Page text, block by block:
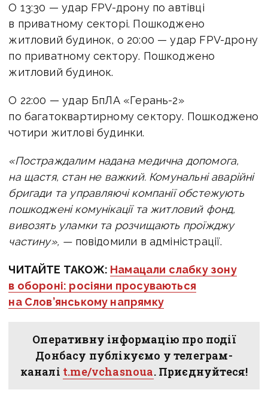
О 13:30 — удар FPV-дрону по автівці
в приватному секторі. Пошкоджено
житловий будинок, о 20:00 — удар FPV-дрону
по приватному сектору. Пошкоджено
житловий будинок.
О 22:00 — удар БпЛА «Герань-2»
по багатоквартирному сектору. Пошкоджено
чотири житлові будинки.
«Постраждалим надана медична допомога,
на щастя, стан не важкий. Комунальні аварійні
бригади та управляючі компанії обстежують
пошкоджені комунікації та житловий фонд,
вивозять уламки та розчищають проїжджу
частину», —повідомили в адміністрації.
ЧИТАЙТЕ ТАКОЖ: Намацали слабку зону
в обороні: росіяни просуваються
на Слов’янському напрямку
Оперативну інформацію про події
Донбасу публікуємо у телеграм-
каналі t.me/vchasnoua. Приєднуйтеся!